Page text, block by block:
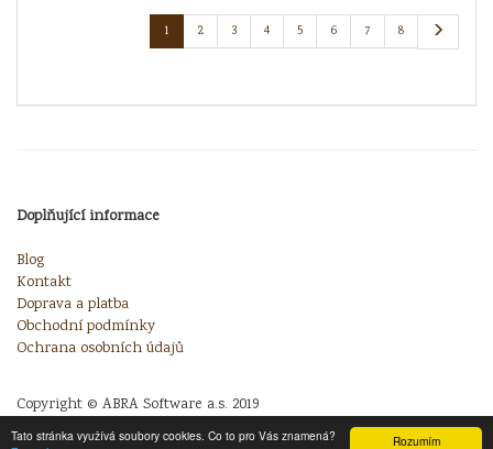
Rozumím
Tato stránka využívá soubory cookies. Co to pro Vás znamená?
1 2 3 4 5 6 7 8
Doplňující informace
Blog
Kontakt
Doprava a platba
Obchodní podmínky
Ochrana osobních údajů
Copyright © ABRA Software a.s. 2019